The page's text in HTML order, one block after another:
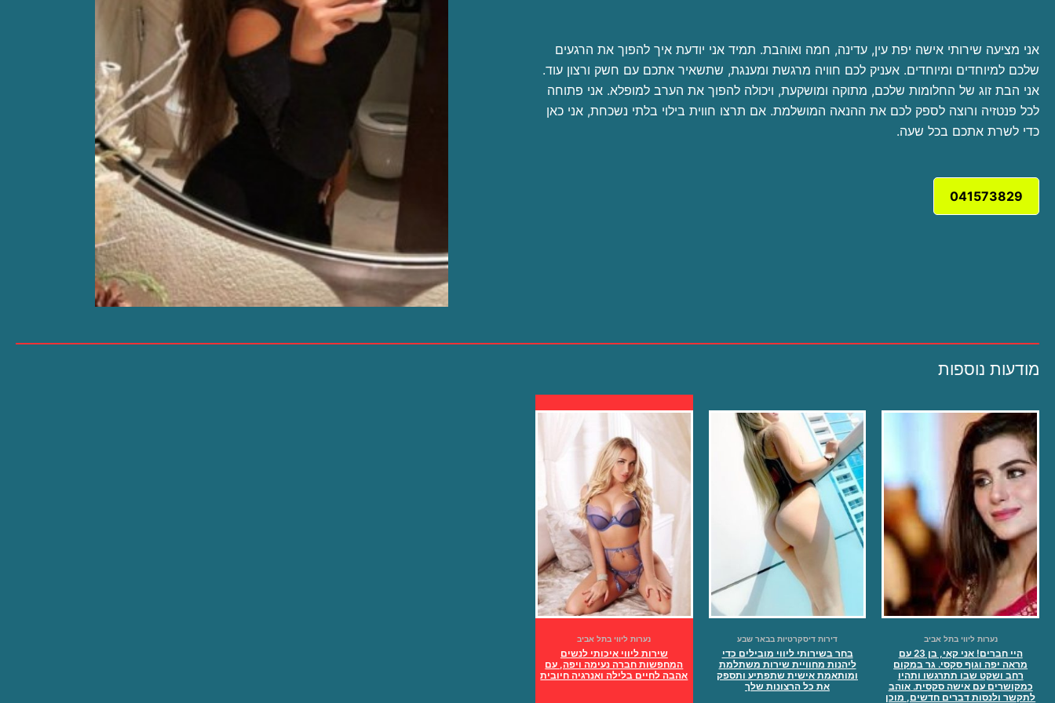
אני מציעה שירותי אישה יפת עין, עדינה, חמה ואוהבת. תמיד אני יודעת איך להפוך את הרגעים
שלכם למיוחדים ומיוחדים. אעניק לכם חוויה מרגשת ומענגת, שתשאיר אתכם עם חשק ורצון עוד.
אני הבת זוג של החלומות שלכם, מתוקה ומושקעת, ויכולה להפוך את הערב למופלא. אני פתוחה
לכל פנטזיה ורוצה לספק לכם את ההנאה המושלמת. אם תרצו חווית בילוי בלתי נשכחת, אני כאן
כדי לשרת אתכם בכל שעה.
041573829
מודעות נוספות
נערות ליווי בתל אביב
היי חברים! אני קאי, בן 23 עם
מראה יפה וגוף סקסי. גר במקום
רחב ושקט שבו תתרגשו ותהיו
כמקושרים עם אישה סקסית. אוהב
לתקשר ולנסות דברים חדשים, מוכן
דירות דיסקרטיות בבאר שבע
בחר בשירותי ליווי מובילים כדי
ליהנות מחוויית שירות משתלמת
ומותאמת אישית שתפתיע ותספק
את כל הרצונות שלך
נערות ליווי בתל אביב
שירות ליווי איכותי לנשים
המחפשות חברה נעימה ויפה, עם
אהבה לחיים בלילה ואנרגיה חיובית